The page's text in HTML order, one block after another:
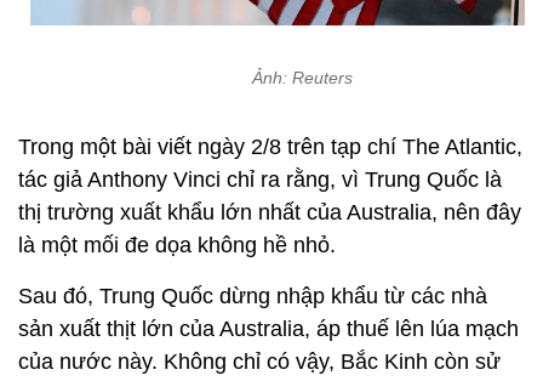
Ảnh: Reuters
Trong một bài viết ngày 2/8 trên tạp chí The Atlantic,
tác giả Anthony Vinci chỉ ra rằng, vì Trung Quốc là
thị trường xuất khẩu lớn nhất của Australia, nên đây
là một mối đe dọa không hề nhỏ.
Sau đó, Trung Quốc dừng nhập khẩu từ các nhà
sản xuất thịt lớn của Australia, áp thuế lên lúa mạch
của nước này. Không chỉ có vậy, Bắc Kinh còn sử